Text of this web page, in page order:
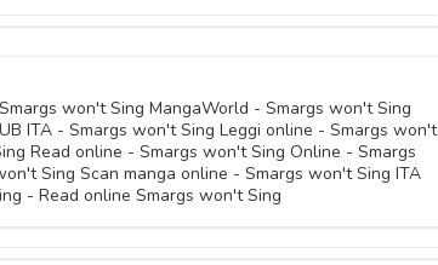
won't Sing MangaWorld - Smargs won't Sing
ITA - Smargs won't Sing Leggi online - Smargs won't
Read online - Smargs won't Sing Online - Smargs
Sing Scan manga online - Smargs won't Sing ITA
- Read online Smargs won't Sing